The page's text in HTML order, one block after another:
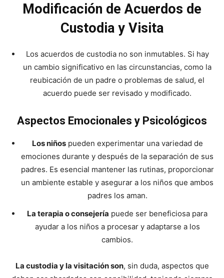
Modificación de Acuerdos de
Custodia y Visita
Los acuerdos de custodia no son inmutables. Si hay
un cambio significativo en las circunstancias, como la
reubicación de un padre o problemas de salud, el
acuerdo puede ser revisado y modificado.
Aspectos Emocionales y Psicológicos
Los niñospueden experimentar una variedad de
emociones durante y después de la separación de sus
padres. Es esencial mantener las rutinas, proporcionar
un ambiente estable y asegurar a los niños que ambos
padres los aman.
La terapia o consejería puede ser beneficiosa para
ayudar a los niños a procesar y adaptarse a los
cambios.
La custodia y la visitación son, sin duda, aspectos que